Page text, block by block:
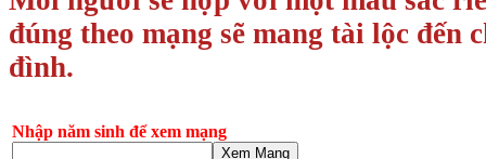
đúng theo mạng sẽ mang tài lộc đến
đình.
Nhập năm sinh để xem mạng
Xem Mạng